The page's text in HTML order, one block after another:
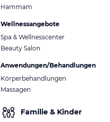
Hammam
Wellnessangebote
Spa & Wellnesscenter
Beauty Salon
Anwendungen/Behandlungen
Körperbehandlungen
Massagen
Familie & Kinder